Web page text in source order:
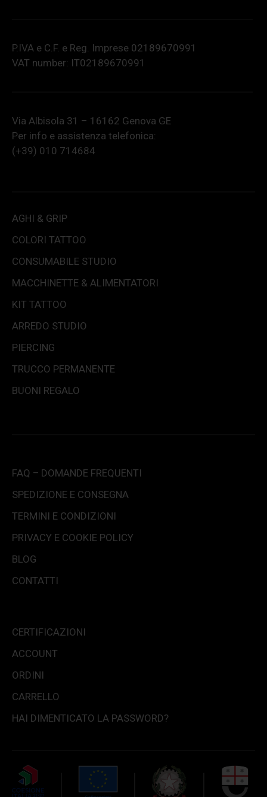
P.IVA e C.F. e Reg. Imprese 02189670991
VAT number: IT02189670991
Via Albisola 31 – 16162 Genova GE
Per info e assistenza telefonica:
(+39) 010 714684
AGHI & GRIP
COLORI TATTOO
CONSUMABILE STUDIO
MACCHINETTE & ALIMENTATORI
KIT TATTOO
ARREDO STUDIO
PIERCING
TRUCCO PERMANENTE
BUONI REGALO
FAQ – DOMANDE FREQUENTI
SPEDIZIONE E CONSEGNA
TERMINI E CONDIZIONI
PRIVACY E COOKIE POLICY
BLOG
CONTATTI
CERTIFICAZIONI
ACCOUNT
ORDINI
CARRELLO
HAI DIMENTICATO LA PASSWORD?